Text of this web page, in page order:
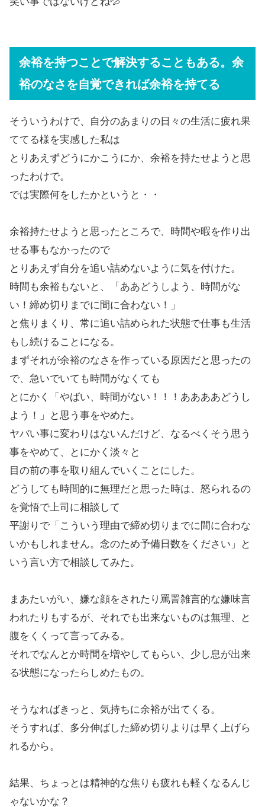
余裕を持つことで解決することもある。余
裕のなさを自覚できれば余裕を持てる
そういうわけで、自分のあまりの日々の生活に疲れ果
ててる様を実感した私は
とりあえずどうにかこうにか、余裕を持たせようと思
ったわけで。
では実際何をしたかというと・・
余裕持たせようと思ったところで、時間や暇を作り出
せる事もなかったので
とりあえず自分を追い詰めないように気を付けた。
時間も余裕もないと、「ああどうしよう、時間がな
い！締め切りまでに間に合わない！」
と焦りまくり、常に追い詰められた状態で仕事も生活
もし続けることになる。
まずそれが余裕のなさを作っている原因だと思ったの
で、急いでいても時間がなくても
とにかく「やばい、時間がない！！！ああああどうし
よう！」と思う事をやめた。
ヤバい事に変わりはないんだけど、なるべくそう思う
事をやめて、とにかく淡々と
目の前の事を取り組んでいくことにした。
どうしても時間的に無理だと思った時は、怒られるの
を覚悟で上司に相談して
平謝りで「こういう理由で締め切りまでに間に合わな
いかもしれません。念のため予備日数をください」と
いう言い方で相談してみた。
まあたいがい、嫌な顔をされたり罵詈雑言的な嫌味言
われたりもするが、それでも出来ないものは無理、と
腹をくくって言ってみる。
それでなんとか時間を増やしてもらい、少し息が出来
る状態になったらしめたもの。
そうなればきっと、気持ちに余裕が出てくる。
そうすれば、多分伸ばした締め切りよりは早く上げら
れるから。
結果、ちょっとは精神的な焦りも疲れも軽くなるんじ
ゃないかな？